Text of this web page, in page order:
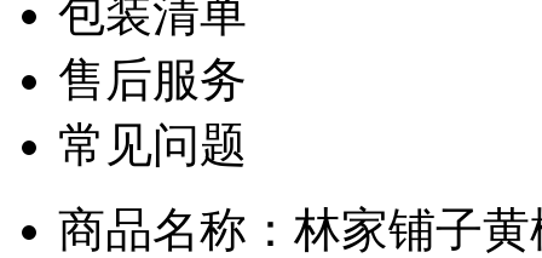
包装清单
售后服务
常见问题
商品名称：林家铺子